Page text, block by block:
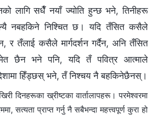
लागि सधैँ नयाँ ज्योति हुन्छ भने, तिनीहरू
नबहकिने निश्‍चित छ। यदि तँसित कसैले
र तँलाई कसैले मार्गदर्शन गर्दैन, अनि तँसित
छैन भने पनि, यदि तँ पवित्र आत्माले
दिशामा हिँड्छस् भने, तँ निश्‍चय नै बहकिनेछैनस्।
दिनहरूका ख्रीष्टका वार्तालापहरू। परमेश्‍वरमा
सत्यता प्राप्त गर्नु नै सबैभन्दा महत्त्वपूर्ण कुरा हो